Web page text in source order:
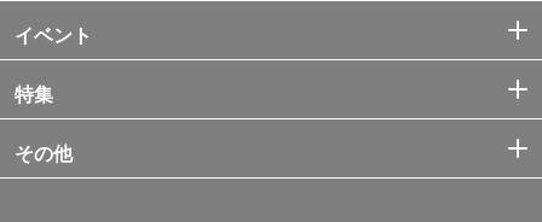
イベント
特集
その他